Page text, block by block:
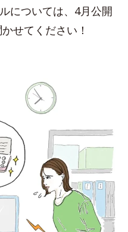
については、4月公開
せてください！